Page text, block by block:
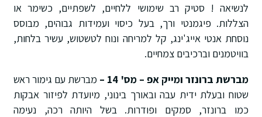
לנשיאה ! סטיק רב שימושי ללחיים, לשפתיים, כשימר או
הצללות. פיגמנטי ורך, בעל כיסוי ועמידות גבוהים, מבוסס
נוסחת אנטי אייג'ינג, קל למריחה ונוח לטשטוש, עשיר בלחות,
בוויטמנים וברכיבים צמחיים.
מברשת ברונזר ומייק אפ – מס' 14 –
מברשת עם גימור ראש
שטוח ובעלת ידית עבה ובאורך בינוני, מיועדת לפיזור אבקות
כמו ברונזר, סמקים ופודרות. בשל היותה רכה, נעימה